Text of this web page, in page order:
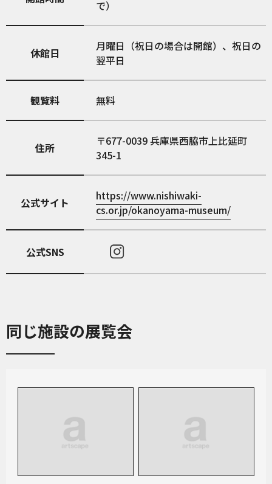
で）
休館日
月曜日（祝日の場合は開館）、祝日の
翌平日
観覧料 無料
住所 677-0039兵庫県西脇市上比延町
345-1
公式サイト
https://www.nishiwaki-
cs.or.jp/okanoyama-museum/
公式SNS
同じ施設の展覧会